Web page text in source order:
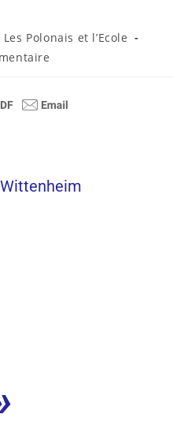
Les Polonais et l’Ecole